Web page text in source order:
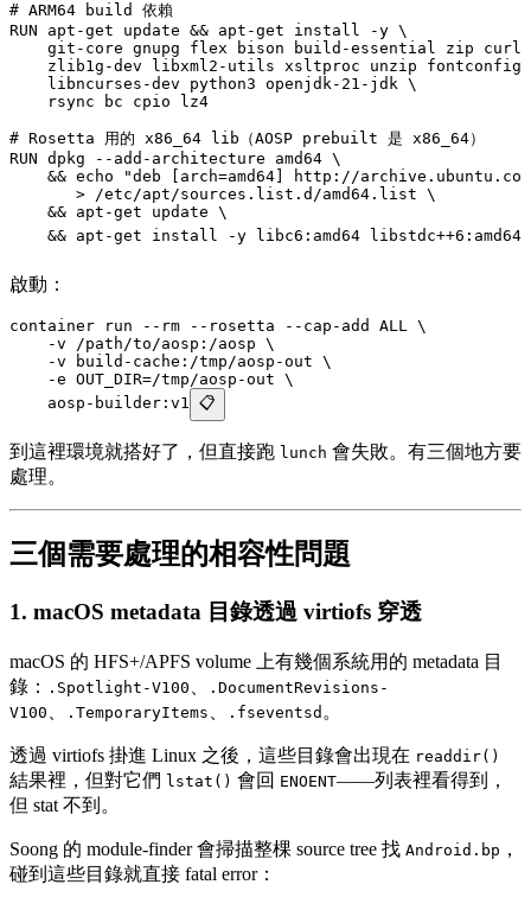
# ARM64 build 依賴
RUN apt-get update && apt-get install -y \
git-core gnupg flex bison build-essential zip curl
zlib1g-dev libxml2-utils xsltproc unzip fontconfig
    libncurses-dev python3 openjdk-21-jdk \
    rsync bc cpio lz4
# Rosetta 用的 x86_64 lib（AOSP prebuilt 是 x86_64）
RUN dpkg --add-architecture amd64 \
    && echo
"deb [arch=amd64] http://
       > /etc/apt/sources.list.d/amd64.list \
    && apt-get update \
&& apt-get install -y libc6:amd64 libstdc++6:amd64
啟動：
container run --rm --rosetta --cap-add ALL \
    -v
/path/to/aosp:/aosp \
    -v
build-cache:/tmp/aosp-out \
    -e
OUT_DIR=/tmp/aosp-out \
    aosp-builder:v1
📋
到這裡環境就搭好了，但直接跑 lunch 會失敗。有三個地方要
處理。
三個需要處理的相容性問題
1. macOS metadata 目錄透過 virtiofs 穿透
macOS 的 HFS+/APFS volume 上有幾個系統用的 metadata 目
錄：
.Spotlight-V100
.DocumentRevisions-
V100
.TemporaryItems .fseventsd 。
透過 virtiofs 掛進 Linux 之後，這些目錄會出現在 readdir()
結果裡，但對它們 lstat() 會回 ENOENT——列表裡看得到，
但 stat 不到。
Soong 的 module-finder 會掃描整棵 source tree 找 Android.bp ，
碰到這些目錄就直接 fatal error：